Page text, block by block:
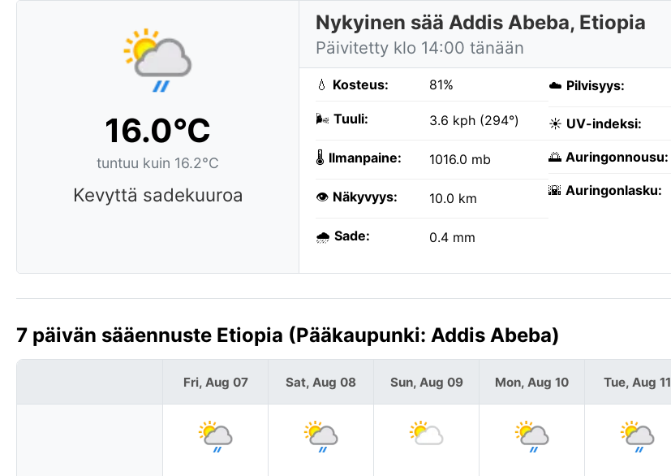
16.0°C
tuntuu kuin 16.2°C
Kevyttä sadekuuroa
Nykyinen sää Addis Abeba, Etiopia
Päivitetty klo 14:00 tänään
💧 Kosteus: 81%
🌬️ Tuuli: 3.6 kph (294°)
🌡️ Ilmanpaine: 1016.0 mb
👁️ Näkyvyys: 10.0 km
🌧️ Sade: 0.4 mm
☁️ Pilvisyys:
☀️ UV-indeksi:
🌅 Auringonnousu:
🌇 Auringonlasku:
7 päivän sääennuste Etiopia (Pääkaupunki: Addis Abeba)
Fri, Aug 07 Sat, Aug 08 Sun, Aug 09 Mon, Aug 10 Tue, Aug 11